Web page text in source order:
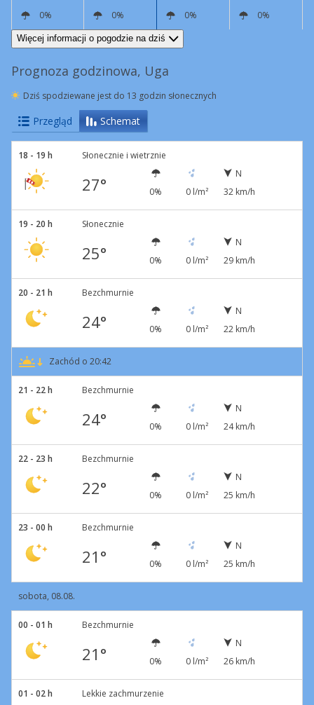
0% 0% 0%
0%
N
27 km/h N
23 km/h
Więcej informacji o pogodzie na dziś
Prognoza godzinowa, Uga
Dziś spodziewane jest do 13 godzin słonecznych
Przegląd Schemat
18 - 19 h Słonecznie i wietrznie
27° 0% 0 l/m²
N
32 km/h
19 - 20 h Słonecznie
25° 0% 0 l/m²
N
29 km/h
20 - 21 h Bezchmurnie
24° 0% 0 l/m²
N
22 km/h
Zachód o 20:42
21 - 22 h Bezchmurnie
24° 0% 0 l/m²
N
24 km/h
22 - 23 h Bezchmurnie
22° 0% 0 l/m²
N
25 km/h
23 - 00 h Bezchmurnie
21° 0% 0 l/m²
N
25 km/h
sobota, 08.08.
00 - 01 h Bezchmurnie
21° 0% 0 l/m²
N
26 km/h
01 - 02 h Lekkie zachmurzenie